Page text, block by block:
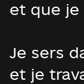
et que je
Je sers
et je